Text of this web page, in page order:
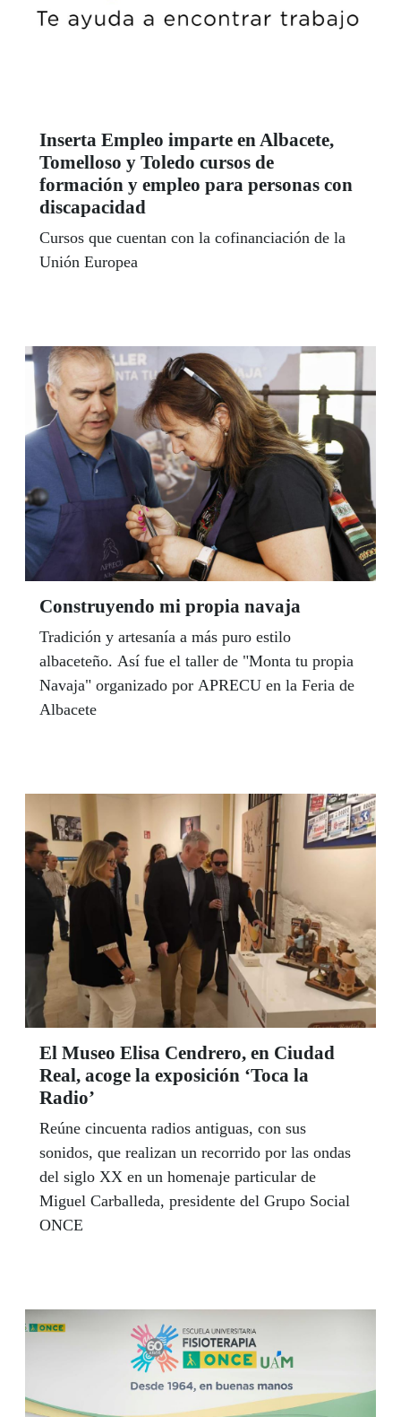
Inserta Empleo imparte en Albacete,
Tomelloso y Toledo cursos de
formación y empleo para personas con
discapacidad
Cursos que cuentan con la cofinanciación de la
Unión Europea
Construyendo mi propia navaja
Tradición y artesanía a más puro estilo
albaceteño. Así fue el taller de "Monta tu propia
Navaja" organizado por APRECU en la Feria de
Albacete
El Museo Elisa Cendrero, en Ciudad
Real, acoge la exposición ‘Toca la
Radio’
Reúne cincuenta radios antiguas, con sus
sonidos, que realizan un recorrido por las ondas
del siglo XX en un homenaje particular de
Miguel Carballeda, presidente del Grupo Social
ONCE